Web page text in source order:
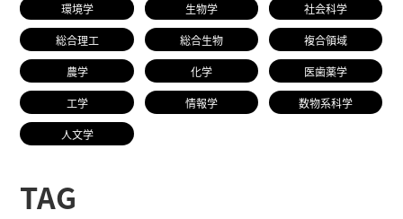
環境学 生物学 社会科学
総合理工 総合生物 複合領域
農学 化学 医歯薬学
工学 情報学 数物系科学
人文学
TAG